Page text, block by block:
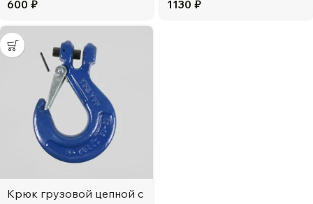
600 ₽ 1130 ₽
Крюк грузовой цепной с